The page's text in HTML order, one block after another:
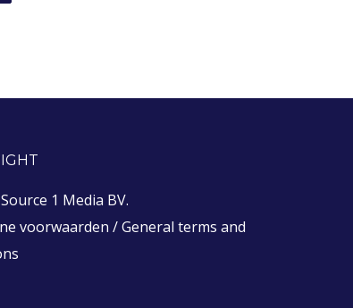
Source 1 Media BV.
voorwaarden /General terms and